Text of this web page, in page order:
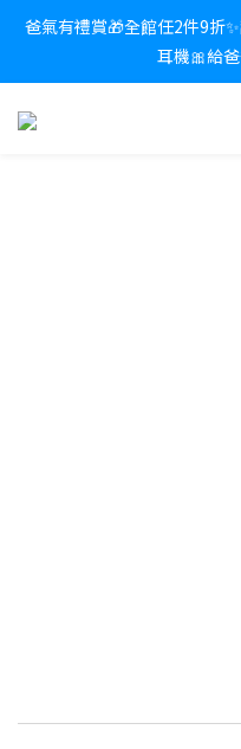
新會員送$100購
爸氣有禮賞🎁全館任2件9折
耳機🎀給
炎熱夏日救星☀️秒凍扇登場